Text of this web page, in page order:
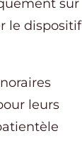
sur
le dispositif
leurs